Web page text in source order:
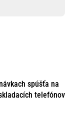
spúšťa na
telefónov